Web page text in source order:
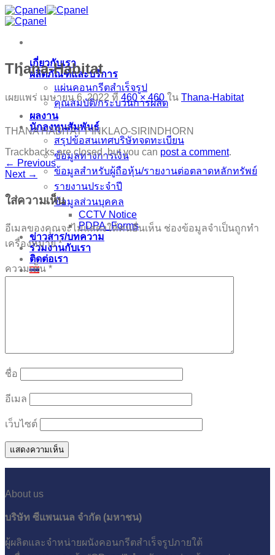
ข้าม
ไป
เนื้อหาเกี่ยวกับเรา
ผลิตภัณฑ์และบริการ
แผ่นคอนกรีตสำเร็จรูป
คุณสมบัติ/กระบวนการผลิต
ผลงาน
นักลงทุนสัมพันธ์
สรุปข้อสนเทศบริษัทจดทะเบียน
ข้อมูลทางการเงิน
ข้อมูลสำหรับผู้ถือหุ้น/รายงานต่อตลาดหลักทรัพย์
รายงานประจำปี
ข้อมูลส่วนบุคคล
CCTV Notice
PDPA_Forms
ข่าวสาร/บทความ
ร่วมงานกับเรา
ติดต่อเรา
Thana-Habitat
เผยแพร่ เมษายน 6, 2022 ที่ 460 × 460 ใน Thana-Habitat
THANA HABITAT PINKLAO-SIRINDHORN
Trackbacks are closed, but you can post a comment.
← Previous
Next →
ใส่ความเห็น
อีเมลของคุณจะไม่แสดงให้คนอื่นเห็น ช่องข้อมูลจำเป็นถูกทำ
เครื่องหมาย*
ความเห็น *
ชื่อ
อีเมล
เว็บไซต์
About us
บริษัท ซีแพนเนล จำกัด (มหาชน)
ผู้ผลิตและจำหน่ายผนังคอนกรีตสำเร็จรูปภายใต้